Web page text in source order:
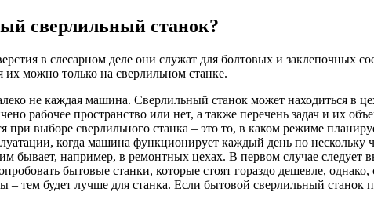
сверлильный станок?
в слесарном деле они служат для болтовых и заклепочных
их можно только на сверлильном станке.
не каждая машина. Сверлильный станок может находиться в
рабочее пространство или нет, а также перечень задач и их
при выборе сверлильного станка – это то, в каком режиме
когда машина функционирует каждый день по
бывает, например, в ремонтных цехах. В первом случае
бытовые станки, которые стоят гораздо дешевле,
– тем будет лучше для станка. Если бытовой сверлильный станок